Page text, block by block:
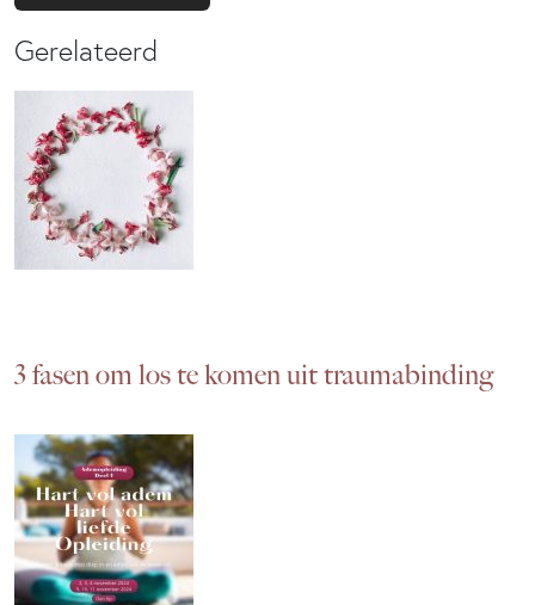
Gerelateerd
​3 fasen om los te komen uit traumabinding